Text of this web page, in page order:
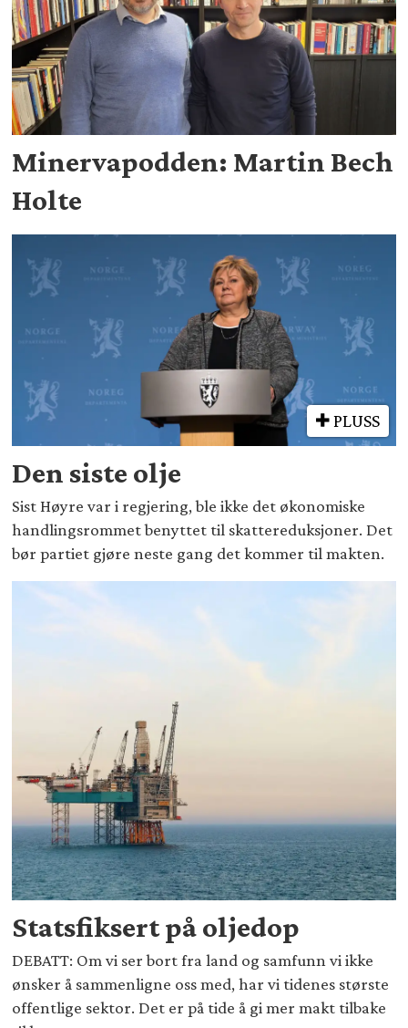
Minervapodden: Martin Bech
Holte
PLUSS
Den siste olje
Sist Høyre var i regjering, ble ikke det økonomiske
handlingsrommet benyttet til skattereduksjoner. Det
bør partiet gjøre neste gang det kommer til makten.
Statsfiksert på oljedop
DEBATT: Om vi ser bort fra land og samfunn vi ikke
ønsker å sammenligne oss med, har vi tidenes største
offentlige sektor. Det er på tide å gi mer makt tilbake